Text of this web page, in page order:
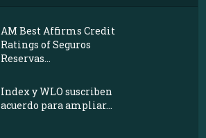
AM Best Affirms Credit
Ratings of Seguros
Reservas...
Index y WLO suscriben
acuerdo para ampliar...